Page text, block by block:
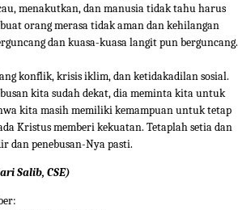
menakutkan, dan manusia tidak tahu harus
orang merasa tidak aman dan kehilangan
dan kuasa-kuasa langit pun berguncang.
konflik, krisis iklim, dan ketidakadilan sosial.
kita sudah dekat, dia meminta kita untuk
kita masih memiliki kemampuan untuk tetap
Kristus memberi kekuatan. Tetaplah setia dan
dan penebusan-Nya pasti.
Salib, CSE)